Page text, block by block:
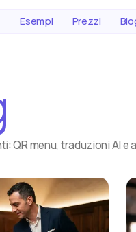
Esempi Prezzi
QR menu, traduzioni AI e